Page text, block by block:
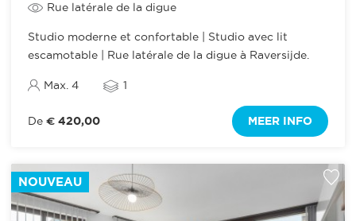
Rue latérale de la digue
Studio moderne et confortable | Studio avec lit
escamotable | Rue latérale de la digue à Raversijde.
Max. 4 1
De € 420,00 MEER INFO
NOUVEAU